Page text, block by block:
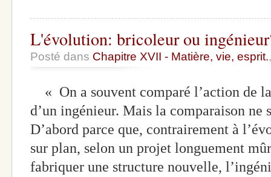
L'évolution: bricoleur ou
Posté dans Chapitre XVII - Matière, vie, esprit.
« On a souvent comparé l’action de
d’un ingénieur. Mais la comparaison ne
D’abord parce que, contrairement à
sur plan, selon un projet longuement
fabriquer une structure nouvelle,